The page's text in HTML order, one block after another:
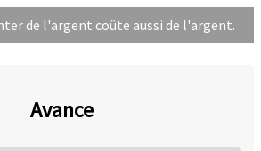
de l'argent coûte aussi de l'argent.
Avance